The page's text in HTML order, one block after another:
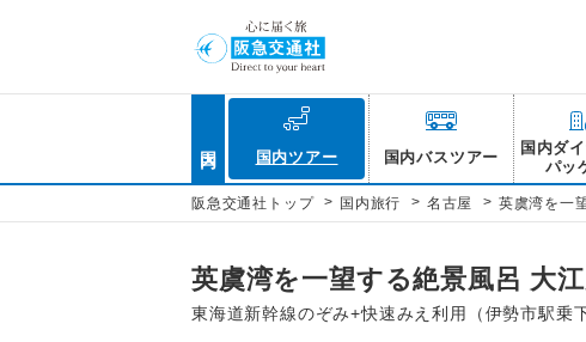
国内ツアー 国内バスツアー
国内ダ
パッ
阪急交通社トップ > 国内旅行 > 名古屋 > 英虞湾を一
英虞湾を一望する絶景風呂 大
東海道新幹線のぞみ+快速みえ利用（伊勢市駅乗下